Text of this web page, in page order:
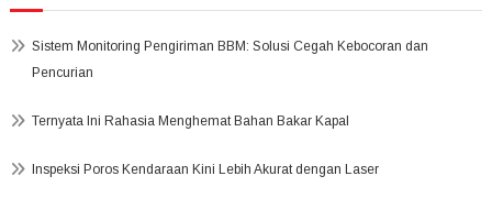
Sistem Monitoring Pengiriman BBM: Solusi Cegah Kebocoran dan
Pencurian
Ternyata Ini Rahasia Menghemat Bahan Bakar Kapal
Inspeksi Poros Kendaraan Kini Lebih Akurat dengan Laser